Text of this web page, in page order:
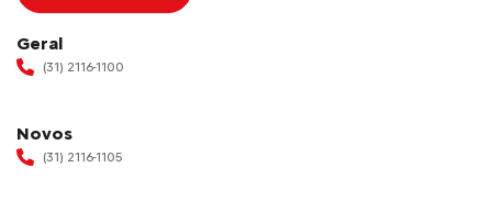
Geral
(31) 2116-1100
Novos
(31) 2116-1105